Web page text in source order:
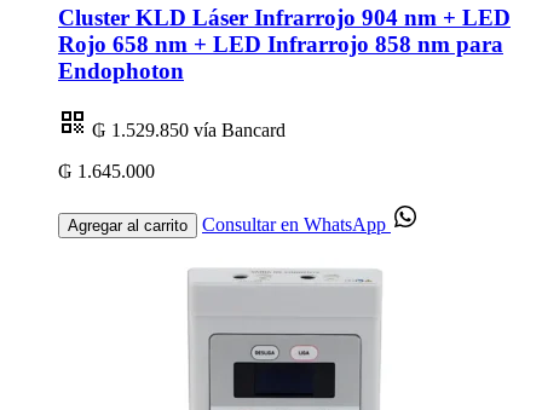
Cluster KLD Láser Infrarrojo 904 nm + LED
Rojo 658 nm + LED Infrarrojo 858 nm para
Endophoton
₲ 1.529.850 vía Bancard
₲ 1.645.000
Agregar al carrito Consultar en WhatsApp